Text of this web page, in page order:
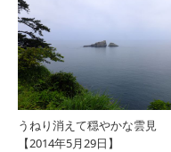
うねり消えて穏やかな雲見
【2014年5月29日】